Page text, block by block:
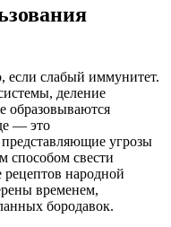
если слабый иммунитет.
деление
образовываются
— это
представляющие угрозы
способом свести
рецептов народной
временем,
бородавок.